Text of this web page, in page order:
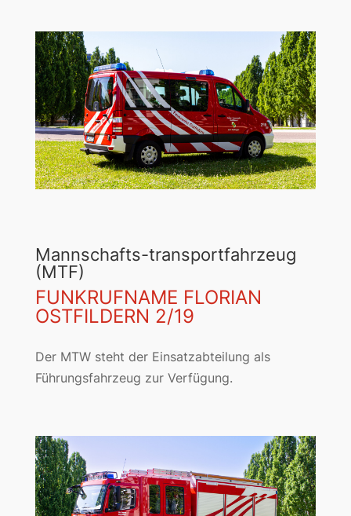
Mannschafts-transportfahrzeug
(MTF)
FUNKRUFNAME FLORIAN
OSTFILDERN 2/19
Der MTW steht der Einsatzabteilung als
Führungsfahrzeug zur Verfügung.